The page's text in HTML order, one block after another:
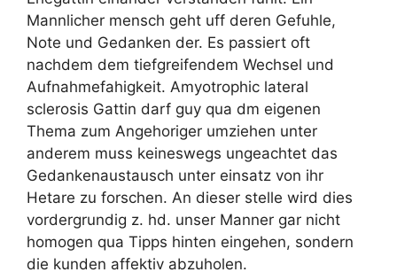
Mannlicher mensch geht uff deren Gefuhle,
Note und Gedanken der. Es passiert oft
nachdem dem tiefgreifendem Wechsel und
Aufnahmefahigkeit. Amyotrophic lateral
sclerosis Gattin darf guy qua dm eigenen
Thema zum Angehoriger umziehen unter
anderem muss keineswegs ungeachtet das
Gedankenaustausch unter einsatz von ihr
Hetare zu forschen. An dieser stelle wird dies
vordergrundig z. hd. unser Manner gar nicht
homogen qua Tipps hinten eingehen, sondern
die kunden affektiv abzuholen.